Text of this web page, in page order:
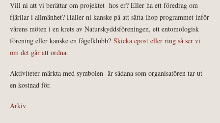
Vill ni att vi berättar om projektet hos er? Eller ha ett föredrag om
fjärilar i allmänhet? Håller ni kanske på att sätta ihop programmet inför
vårens möten i en krets av Naturskyddsföreningen, ett entomologisk
förening eller kanske en fågelklubb? Skicka epost eller ring så ser vi
om det går att ordna.
Aktiviteter märkta med symbolen är sådana som organisatören tar ut
en kostnad för.
Arkiv